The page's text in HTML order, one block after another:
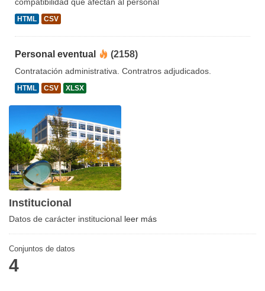
HTML CSV
Personal eventual (2158)
Contratación administrativa. Contratros adjudicados.
HTML CSV XLSX
Institucional
Datos de carácter institucional leer más
Conjuntos de datos
4